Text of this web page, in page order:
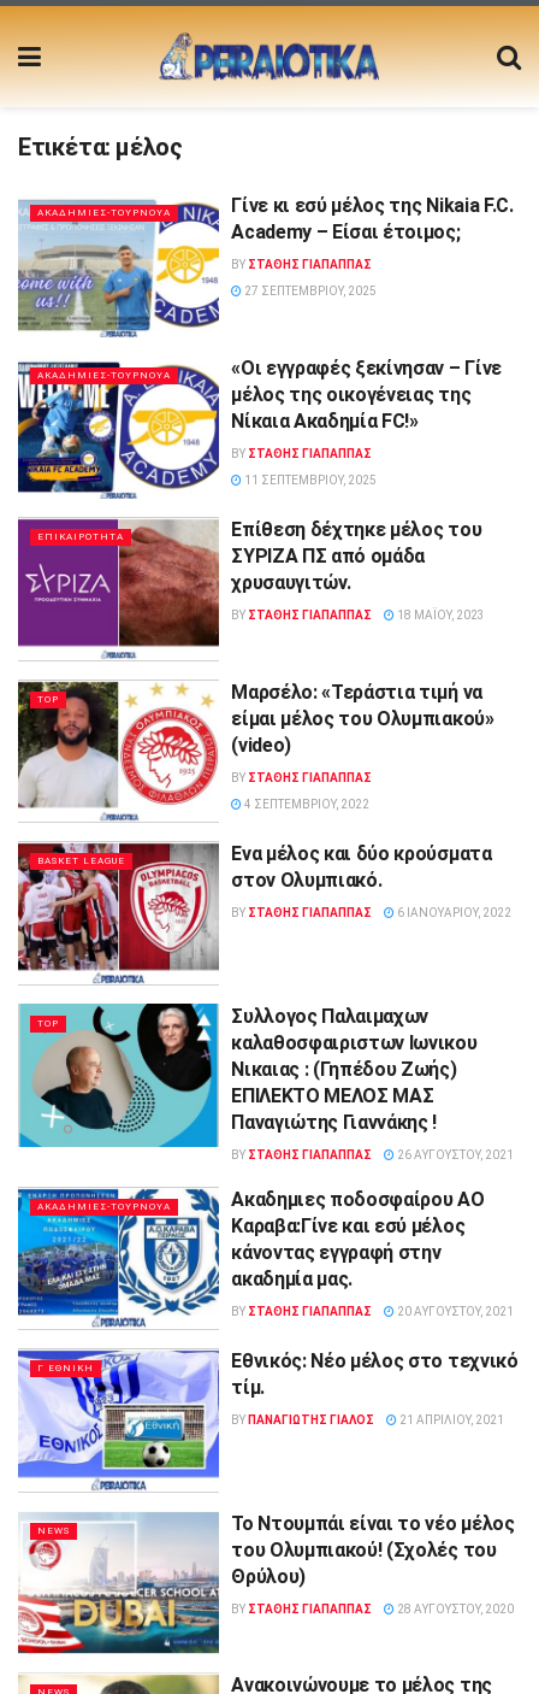
Ετικέτα: μέλος
ΑΚΑΔΗΜΙΕΣ-ΤΟΥΡΝΟΥΑ
Γίνε κι εσύ μέλος της Nikaia F.C.
Academy – Είσαι έτοιμος;
BY ΣΤΑΘΗΣ ΓΊΑΠΑΠΠΑΣ
27 ΣΕΠΤΕΜΒΡΊΟΥ, 2025
ΑΚΑΔΗΜΙΕΣ-ΤΟΥΡΝΟΥΑ
«Οι εγγραφές ξεκίνησαν – Γίνε
μέλος της οικογένειας της
Νίκαια Ακαδημία FC!»
BY ΣΤΑΘΗΣ ΓΊΑΠΑΠΠΑΣ
11 ΣΕΠΤΕΜΒΡΊΟΥ, 2025
ΕΠΙΚΑΙΡΟΤΗΤΑ
Επίθεση δέχτηκε μέλος του
ΣΥΡΙΖΑ ΠΣ από ομάδα
χρυσαυγιτών.
BY ΣΤΑΘΗΣ ΓΊΑΠΑΠΠΑΣ 18 ΜΑΪ́ΟΥ, 2023
TOP
Μαρσέλο: «Τεράστια τιμή να
είμαι μέλος του Ολυμπιακού»
(video)
BY ΣΤΑΘΗΣ ΓΊΑΠΑΠΠΑΣ
4 ΣΕΠΤΕΜΒΡΊΟΥ, 2022
BASKET LEAGUE
Ενα μέλος και δύο κρούσματα
στον Ολυμπιακό.
BY ΣΤΑΘΗΣ ΓΊΑΠΑΠΠΑΣ 6 ΙΑΝΟΥΑΡΊΟΥ, 2022
TOP
Συλλογος Παλαιμαχων
καλαθοσφαιριστων Ιωνικου
Νικαιας : (Γηπέδου Ζωής)
ΕΠΙΛΕΚΤΟ ΜΕΛΟΣ ΜΑΣ
Παναγιώτης Γιαννάκης !
BY ΣΤΑΘΗΣ ΓΊΑΠΑΠΠΑΣ 26 ΑΥΓΟΎΣΤΟΥ, 2021
ΑΚΑΔΗΜΙΕΣ-ΤΟΥΡΝΟΥΑ
Ακαδημιες ποδοσφαίρου ΑΟ
Καραβα:Γίνε και εσύ μέλος
κάνοντας εγγραφή στην
ακαδημία μας.
BY ΣΤΑΘΗΣ ΓΊΑΠΑΠΠΑΣ 20 ΑΥΓΟΎΣΤΟΥ, 2021
Γ ΕΘΝΙΚΗ
Εθνικός: Νέο μέλος στο τεχνικό
τίμ.
BY ΠΑΝΑΓΙΩΤΗΣ ΓΙΑΛΟΣ 21 ΑΠΡΙΛΊΟΥ, 2021
NEWS
Το Ντουμπάι είναι το νέο μέλος
του Ολυμπιακού! (Σχολές του
Θρύλου)
BY ΣΤΑΘΗΣ ΓΊΑΠΑΠΠΑΣ 28 ΑΥΓΟΎΣΤΟΥ, 2020
Ανακοινώνουμε το μέλος της